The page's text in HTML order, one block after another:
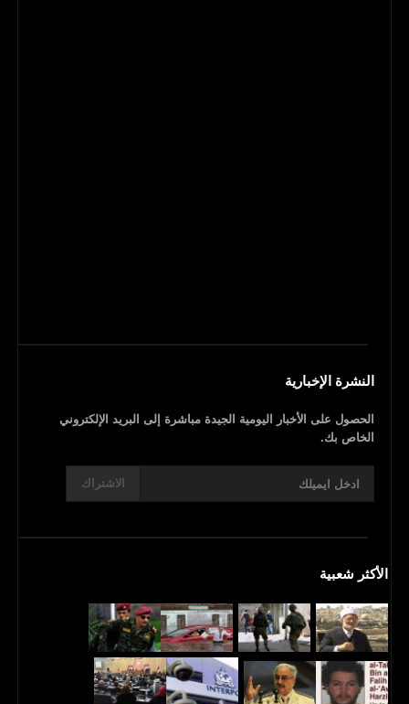
النشرة الإخبارية
الحصول على الأخبار اليومية الجيدة مباشرة إلى البريد الإلكتروني
الخاص بك.
الاشتراك
الأكثر شعبية